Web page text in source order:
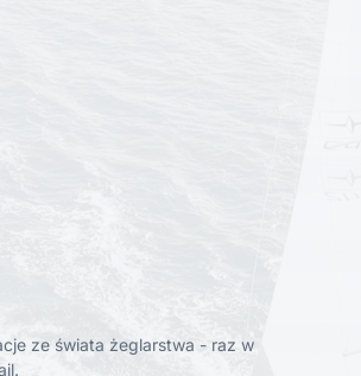
ze świata żeglarstwa - raz w